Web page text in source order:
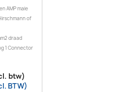
AMP male
of
draad
1 Connector
btw)
BTW)